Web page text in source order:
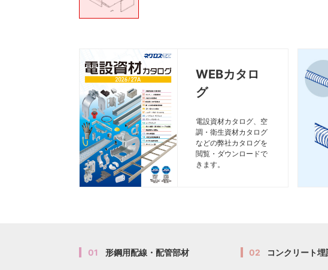
WEBカタロ
グ
電設資材カタログ、空
調・衛生資材カタログ
などの弊社カタログを
閲覧・ダウンロードで
きます。
01 形鋼用配線・配管部材 02 コンクリート